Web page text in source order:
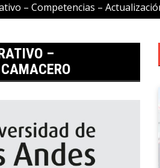
– Competencias –
–